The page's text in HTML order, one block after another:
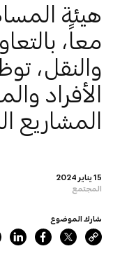
15 يناير 2024
المجتمع
هيئة
معاً،
والنقل،
الأفراد
المشاريع
شارك الموضوع